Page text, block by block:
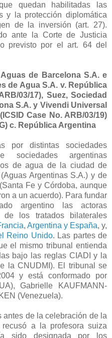
quedan habilitadas las
y la protección diplomática
de la inversión (art. 27).
ante
la Cortede Justicia
previsto por el art. 64 del
de Barcelona S.A. e
de Agua S.A. v. República
03/17), Suez, Sociedad
S.A. y Vivendi Universal
Case No. ARB/03/19)
c. República Argentina
por distintas sociedades
sociedades argentinas
de agua de la ciudad de
Argentinas S.A.) y de
Fe y Córdoba, aunque
a un acuerdo). Para fundar
argentino las actoras
de los tratados bilaterales
, Argentina y España, y,
Reino Unido. Las partes de
el mismo tribunal entienda
bajo las reglas CIADI y la
la CNUDMI). El tribunal se
y está conformado por
Gabrielle KAUFMANN-
(Venezuela).
antes de la celebración de la
recusó a la profesora suiza
sido designada por los